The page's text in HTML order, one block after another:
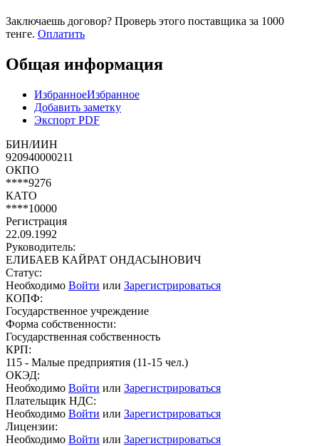
Заключаешь договор? Проверь этого поставщика за 1000
тенге. Оплатить
Общая информация
ИзбранноеИзбранное
Добавить заметку
Экспорт PDF
БИН/ИИН
920940000211
ОКПО
****9276
КАТО
****10000
Регистрация
22.09.1992
Руководитель:
ЕЛИБАЕВ КАЙРАТ ОНДАСЫНОВИЧ
Статус:
Необходимо Войти или Зарегистрироваться
КОПФ:
Государственное учреждение
Форма собственности:
Государственная собственность
КРП:
115 - Малые предприятия (11-15 чел.)
ОКЭД:
Необходимо Войти или Зарегистрироваться
Плательщик НДС:
Необходимо Войти или Зарегистрироваться
Лицензии:
Необходимо Войти или Зарегистрироваться